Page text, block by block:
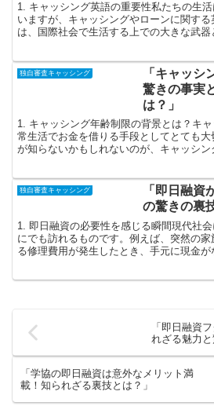
1. キャッシング英語の重要性私たちの生
いますが、キャッシングやローンに関す
は、国際社会で生活する上での大きな武
生活や旅行において、現地の金融機関との
独自審査キャッシング
「キャッシ
驚きの事実
は？」
1. キャッシング年齢制限の背景とは？キ
常生活でお金を借りる手段としてとても
が知らないかもしれないのが、キャッシ
うことです。具体的には、日本では20歳
独自審査キャッシング
「即日融資
の驚きの裏
1. 即日融資の必要性を感じる瞬間現代社
にでも訪れるものです。例えば、突然の
る修理費用が発生したとき、手元に現金が
てしまいます。そんなとき、「即日融資」
「即日融資
れざる魅力と
「学協の即日融資は意外なメリット満
載！知られざる裏技とは？」